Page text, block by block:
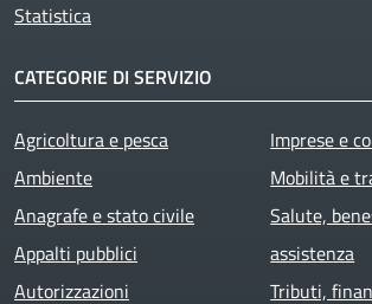
Statistica
CATEGORIE DI SERVIZIO
Agricoltura e pesca
Ambiente
Anagrafe e stato civile
Appalti pubblici
Autorizzazioni
Imprese e
Mobilità e
Salute,
assistenza
Tributi,